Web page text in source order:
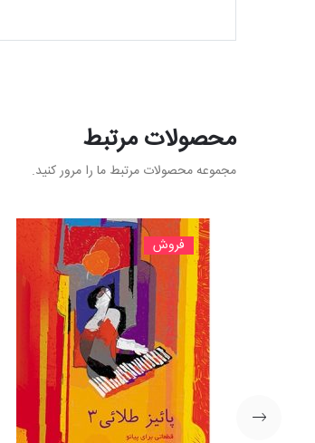
محصولات مرتبط
مجموعه محصولات مرتبط ما را مرور کنید.
فروش